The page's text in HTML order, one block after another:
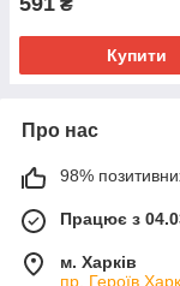
₴
Купити
Про нас
98%
Працює з
м. Харків
пр. Героїв